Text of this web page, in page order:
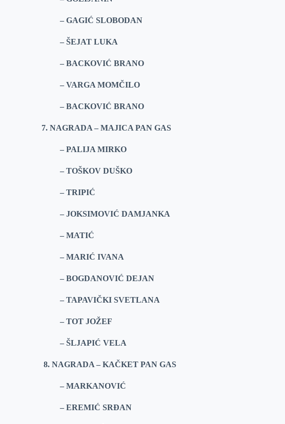
– GAGIĆ SLOBODAN
– ŠEJAT LUKA
– BACKOVIĆ BRANO
– VARGA MOMČILO
– BACKOVIĆ BRANO
7. NAGRADA – MAJICA PAN GAS
– PALIJA MIRKO
– TOŠKOV DUŠKO
– TRIPIĆ
– JOKSIMOVIĆ DAMJANKA
– MATIĆ
– MARIĆ IVANA
– BOGDANOVIĆ DEJAN
– TAPAVIČKI SVETLANA
– TOT JOŽEF
– ŠLJAPIĆ VELA
8. NAGRADA – KAČKET PAN GAS
– MARKANOVIĆ
– EREMIĆ SRĐAN